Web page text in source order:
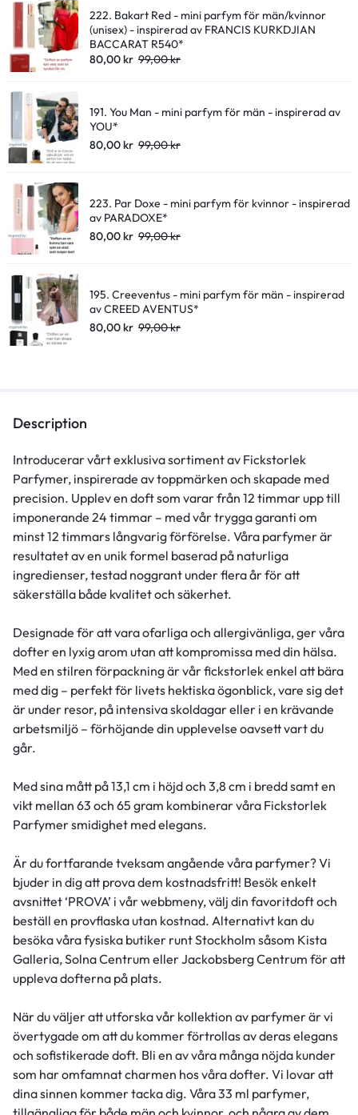
222. Bakart Red - mini parfym för män/kvinnor
(unisex) - inspirerad av FRANCIS KURKDJIAN
BACCARAT R540*
80,00kr 99,00kr
191. You Man - mini parfym för män - inspirerad av
YOU*
80,00kr 99,00kr
223. Par Doxe - mini parfym för kvinnor - inspirerad
av PARADOXE*
80,00kr 99,00kr
195. Creeventus - mini parfym för män - inspirerad
av CREED AVENTUS*
80,00kr 99,00kr
Description
Introducerar vårt exklusiva sortiment av Fickstorlek
Parfymer, inspirerade av toppmärken och skapade med
precision. Upplev en doft som varar från 12 timmar upp till
imponerande 24 timmar – med vår trygga garanti om
minst 12 timmars långvarig förförelse. Våra parfymer är
resultatet av en unik formel baserad på naturliga
ingredienser, testad noggrant under flera år för att
säkerställa både kvalitet och säkerhet.
Designade för att vara ofarliga och allergivänliga, ger våra
dofter en lyxig arom utan att kompromissa med din hälsa.
Med en stilren förpackning är vår fickstorlek enkel att bära
med dig – perfekt för livets hektiska ögonblick, vare sig det
är under resor, på intensiva skoldagar eller i en krävande
arbetsmiljö – förhöjande din upplevelse oavsett vart du
går.
Med sina mått på 13,1 cm i höjd och 3,8 cm i bredd samt en
vikt mellan 63 och 65 gram kombinerar våra Fickstorlek
Parfymer smidighet med elegans.
Är du fortfarande tveksam angående våra parfymer? Vi
bjuder in dig att prova dem kostnadsfritt! Besök enkelt
avsnittet ‘PROVA’ i vår webbmeny, välj din favoritdoft och
beställ en provflaska utan kostnad. Alternativt kan du
besöka våra fysiska butiker runt Stockholm såsom Kista
Galleria, Solna Centrum eller Jackobsberg Centrum för att
uppleva dofterna på plats.
När du väljer att utforska vår kollektion av parfymer är vi
övertygade om att du kommer förtrollas av deras elegans
och sofistikerade doft. Bli en av våra många nöjda kunder
som har omfamnat charmen hos våra dofter. Vi lovar att
dina sinnen kommer tacka dig. Våra 33 ml parfymer,